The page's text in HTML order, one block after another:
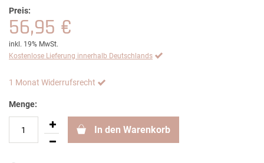
Preis:
56,95 €
inkl. 19% MwSt.
Kostenlose Lieferung innerhalb Deutschlands
1 Monat Widerrufsrecht
Menge:
In den Warenkorb